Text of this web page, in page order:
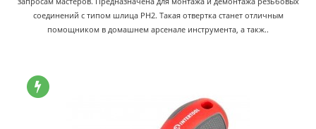
соединений с типом шлица PH2. Такая отвертка станет отличным
помощником в домашнем арсенале инструмента, а такж..